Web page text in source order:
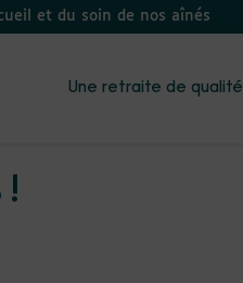
et du soin de nos aînés
Une retraite de qualité
!